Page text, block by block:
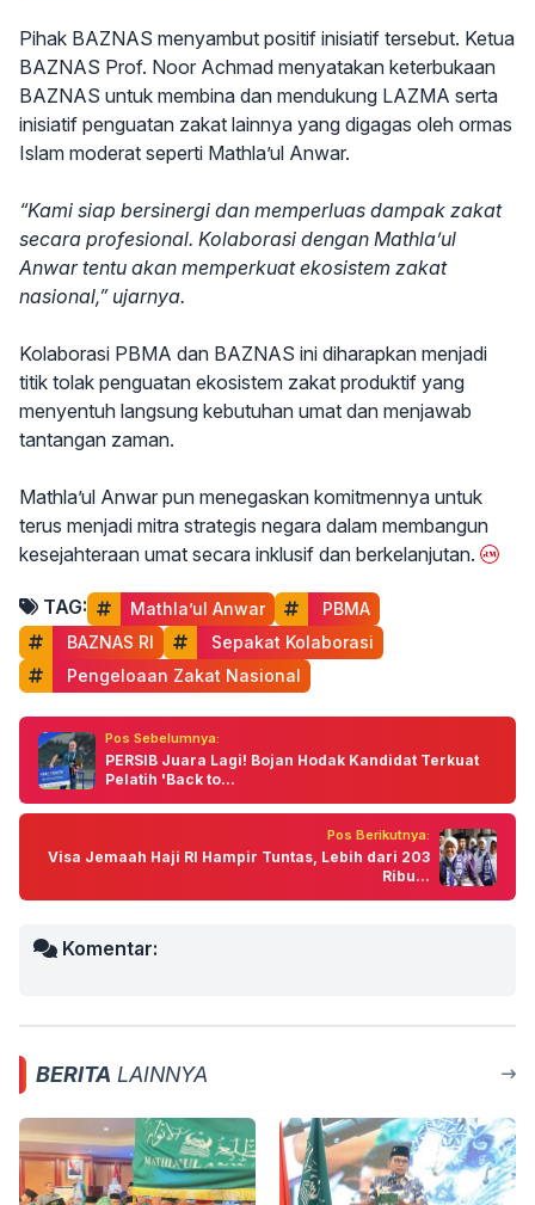
Pihak BAZNAS menyambut positif inisiatif tersebut. Ketua
BAZNAS Prof. Noor Achmad menyatakan keterbukaan
BAZNAS untuk membina dan mendukung LAZMA serta
inisiatif penguatan zakat lainnya yang digagas oleh ormas
Islam moderat seperti Mathla’ul Anwar.
“Kami siap bersinergi dan memperluas dampak zakat
secara profesional. Kolaborasi dengan Mathla’ul
Anwar tentu akan memperkuat ekosistem zakat
nasional,” ujarnya.
Kolaborasi PBMA dan BAZNAS ini diharapkan menjadi
titik tolak penguatan ekosistem zakat produktif yang
menyentuh langsung kebutuhan umat dan menjawab
tantangan zaman.
Mathla’ul Anwar pun menegaskan komitmennya untuk
terus menjadi mitra strategis negara dalam membangun
kesejahteraan umat secara inklusif dan berkelanjutan.
TAG: Mathla’ul Anwar
PBMA
BAZNAS RI
Sepakat Kolaborasi
Pengeloaan Zakat Nasional
Pos Sebelumnya:
PERSIB Juara Lagi! Bojan Hodak Kandidat Terkuat
Pelatih 'Back to...
Pos Berikutnya:
Visa Jemaah Haji RI Hampir Tuntas, Lebih dari 203
Ribu...
Komentar:
BERITA LAINNYA